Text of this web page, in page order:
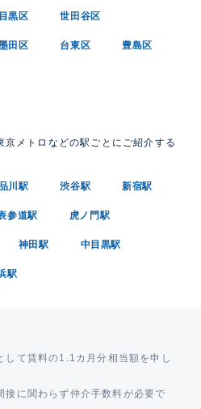
目黒区 世田谷区
田区 台東区 豊島区
メトロなどの駅ごとにご紹介する
川駅 渋谷駅 新宿駅
参道駅 虎ノ門駅
神田駅 中目黒駅
駅
して賃料の1.1カ月分相当額を申し
接に関わらず仲介手数料が必要で